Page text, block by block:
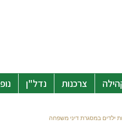
צרכנות נדל"ן
ילדים במסגרת דיני משפחה